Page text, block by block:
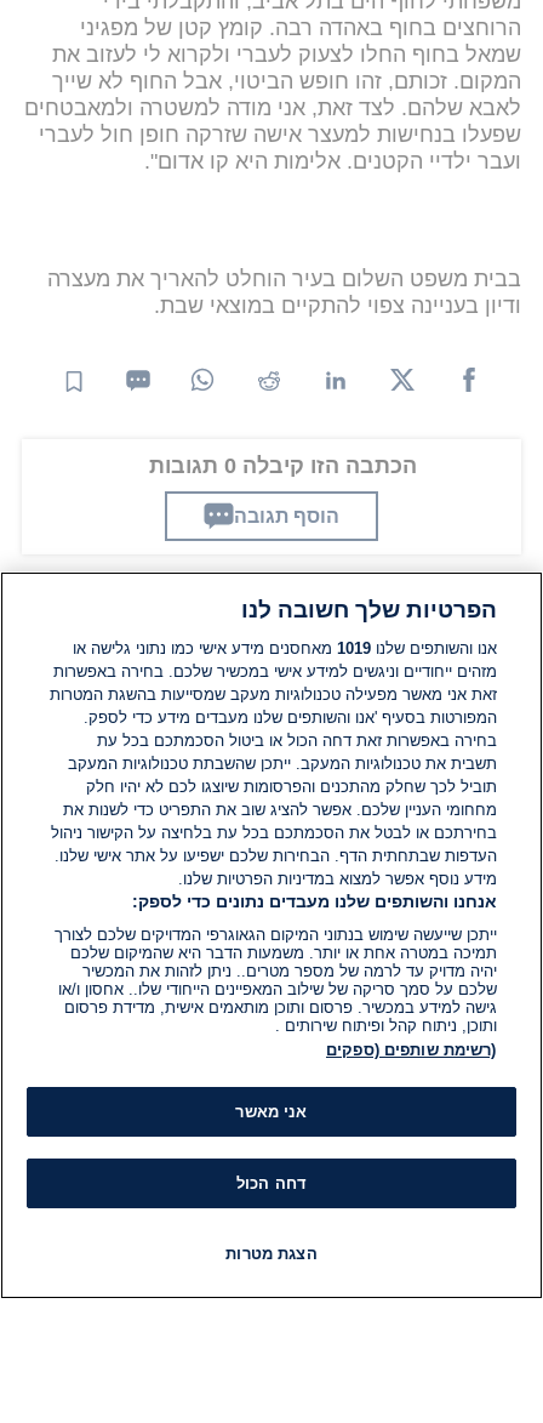
הרוחצים בחוף באהדה רבה. קומץ קטן של מפגיני
שמאל בחוף החלו לצעוק לעברי ולקרוא לי לעזוב את
המקום. זכותם, זהו חופש הביטוי, אבל החוף לא שייך
לאבא שלהם. לצד זאת, אני מודה למשטרה ולמאבטחים
שפעלו בנחישות למעצר אישה שזרקה חופן חול לעברי
ועבר ילדיי הקטנים. אלימות היא קו אדום".
בבית משפט השלום בעיר הוחלט להאריך את מעצרה
ודיון בעניינה צפוי להתקיים במוצאי שבת.
הכתבה הזו קיבלה 0 תגובות
הוסף תגובה
תגובות
אין עדיין תגובות. היה הראשון להגיב
הוסף תגובה
הפרטיות שלך חשובה לנו
אנו והשותפים שלנו1019 מאחסנים מידע אישי כמו נתוני גלישה או
מזהים ייחודיים וניגשים למידע אישי במכשיר שלכם. בחירה באפשרות
זאת אני מאשר מפעילה טכנולוגיות מעקב שמסייעות בהשגת המטרות
המפורטות בסעיף 'אנו והשותפים שלנו מעבדים מידע כדי לספק.
בחירה באפשרות זאת דחה הכול או ביטול הסכמתכם בכל עת
תשבית את טכנולוגיות המעקב. ייתכן שהשבתת טכנולוגיות המעקב
תוביל לכך שחלק מהתכנים והפרסומות שיוצגו לכם לא יהיו חלק
מחחומי העניין שלכם. אפשר להציג שוב את התפריט כדי לשנות את
בחירתכם או לבטל את הסכמתכם בכל עת בלחיצה על הקישור ניהול
העדפות שבתחתית הדף. הבחירות שלכם ישפיעו על אתר אישי שלנו.
מידע נוסף אפשר למצוא במדיניות הפרטיות שלנו.
אנחנו והשותפים שלנו מעבדים נתונים כדי לספק:
ייתכן שייעשה שימוש בנתוני המיקום הגאוגרפי המדויקים שלכם לצורך
תמיכה במטרה אחת או יותר. משמעות הדבר היא שהמיקום שלכם
יהיה מדויק עד לרמה של מספר מטרים.. ניתן לזהות את המכשיר
שלכם על סמך סריקה של שילוב המאפיינים הייחודי שלו.. אחסון ו/או
גישה למידע במכשיר. פרסום ותוכן מותאמים אישית, מדידת פרסום
ותוכן, ניתוח קהל ופיתוח שירותים .
(רשימת שותפים (ספקים
אני מאשר
דחה הכול
הצגת מטרות